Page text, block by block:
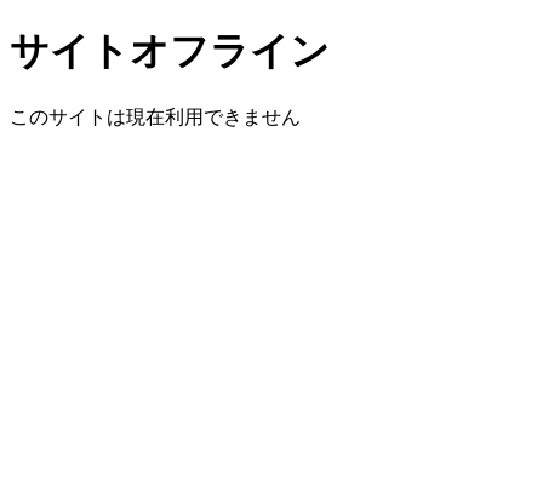
サイトオフライン
このサイトは現在利用できません